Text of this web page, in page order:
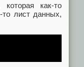
как-то
то лист данных,